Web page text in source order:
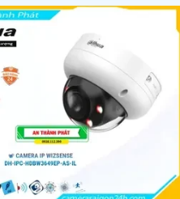
tiện. Đồng thời hỗ trợ lưu trữ